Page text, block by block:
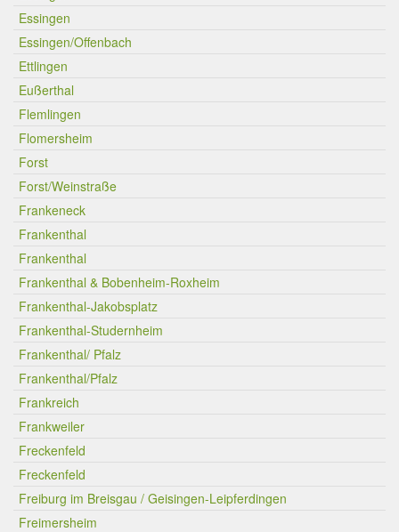
Essingen
Essingen/Offenbach
Ettlingen
Eußerthal
Flemlingen
Flomersheim
Forst
Forst/Weinstraße
Frankeneck
Frankenthal
Frankenthal
Frankenthal & Bobenheim-Roxheim
Frankenthal-Jakobsplatz
Frankenthal-Studernheim
Frankenthal/ Pfalz
Frankenthal/Pfalz
Frankreich
Frankweiler
Freckenfeld
Freckenfeld
Freiburg im Breisgau / Geisingen-Leipferdingen
Freimersheim